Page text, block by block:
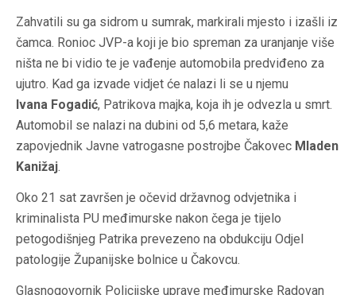
Zahvatili su ga sidrom u sumrak, markirali mjesto i izašli iz
čamca. Ronioc JVP-a koji je bio spreman za uranjanje više
ništa ne bi vidio te je vađenje automobila predviđeno za
ujutro. Kad ga izvade vidjet će nalazi li se u njemu
Ivana Fogadić, Patrikova majka, koja ih je odvezla u smrt.
Automobil se nalazi na dubini od 5,6 metara, kaže
zapovjednik Javne vatrogasne postrojbe Čakovec Mladen
Kanižaj.
Oko 21 sat završen je očevid državnog odvjetnika i
kriminalista PU međimurske nakon čega je tijelo
petogodišnjeg Patrika prevezeno na obdukciju Odjel
patologije Županijske bolnice u Čakovcu.
Glasnogovornik Policijske uprave međimurske Radovan